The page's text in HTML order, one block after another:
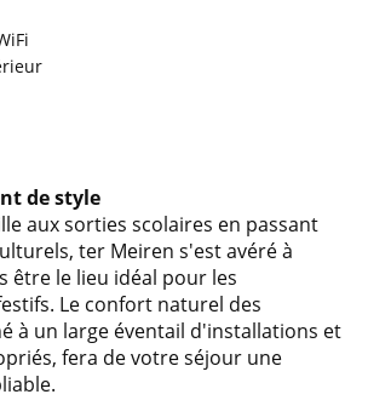
de style
aux sorties scolaires en passant
ter Meiren s'est avéré à
être le lieu idéal pour les
Le confort naturel des
à un large éventail d'installations et
fera de votre séjour une